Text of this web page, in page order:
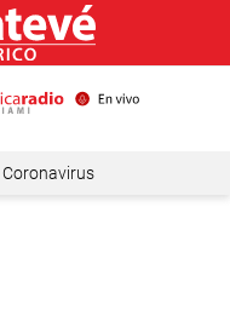
Coronavirus